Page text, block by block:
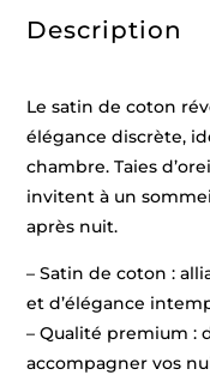
x
200
x
63
Description
Le satin de coton
élégance discrète,
chambre. Taies
invitent à un
après nuit.
– Satin de coton :
et d’élégance
– Qualité premium :
accompagner vos